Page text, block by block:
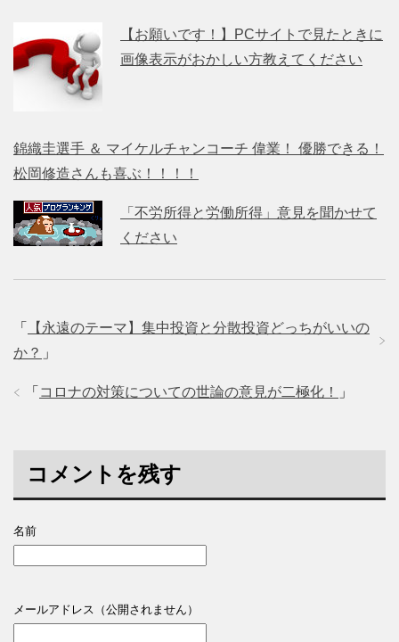
【お願いです！】PCサイトで見たときに
画像表示がおかしい方教えてください
錦織圭選手 ＆ マイケルチャンコーチ 偉業！ 優勝できる！
松岡修造さんも喜ぶ！！！！
「不労所得と労働所得」意見を聞かせて
ください
「
【永遠のテーマ】集中投資と分散投資どっちがいいの
か？ 」
「 コロナの対策についての世論の意見が二極化！ 」
コメントを残す
名前
メールアドレス（公開されません）